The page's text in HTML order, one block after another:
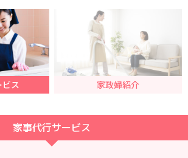
ス 家政婦紹介
家事代行サービス